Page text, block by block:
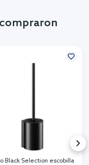
Black Selection escobilla